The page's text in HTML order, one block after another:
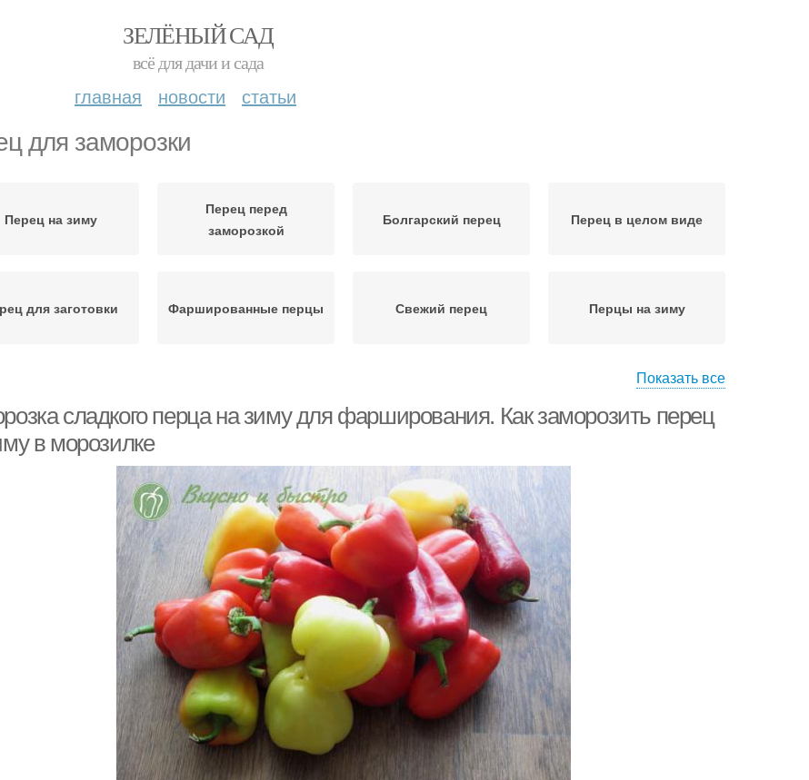
ЗЕЛЁНЫЙ САД
всё для дачи и сада
главная новости статьи
для заморозки
Перец на зиму
Перец перед
заморозкой
Болгарский перец Перец в целом виде
для заготовки Фаршированные перцы Свежий перец Перцы на зиму
стерилизации
фарширования
перцы
Перцы без начинки Фаршированный перец
Показать все
сладкого перца на зиму для фарширования. Как заморозить перец
в морозилке